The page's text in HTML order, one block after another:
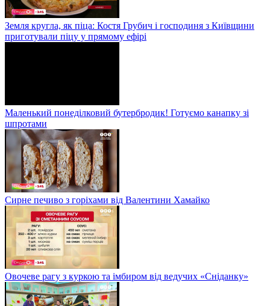
Земля кругла, як піца: Костя Грубич і господиня з Київщини
приготували піцу у прямому ефірі
Маленький понеділковий бутербродик! Готуємо канапку зі
шпротами
Сирне печиво з горіхами від Валентини Хамайко
Овочеве рагу з куркою та імбиром від ведучих «Сніданку»